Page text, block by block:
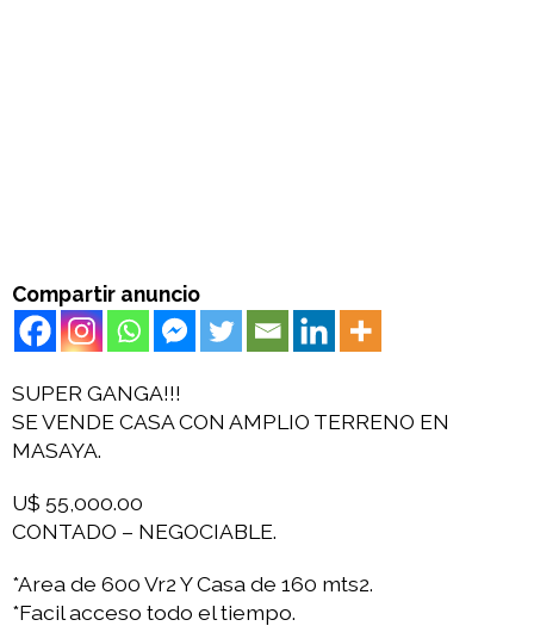
Compartir anuncio
SUPER GANGA!!!
SE VENDE CASA CON AMPLIO TERRENO EN
MASAYA.
U$ 55,000.00
CONTADO – NEGOCIABLE.
*Area de 600 Vr2 Y Casa de 160 mts2.
*Facil acceso todo el tiempo.